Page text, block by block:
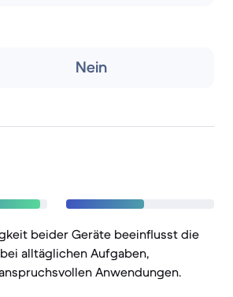
Nein
beider Geräte beeinflusst die
alltäglichen Aufgaben,
Anwendungen.